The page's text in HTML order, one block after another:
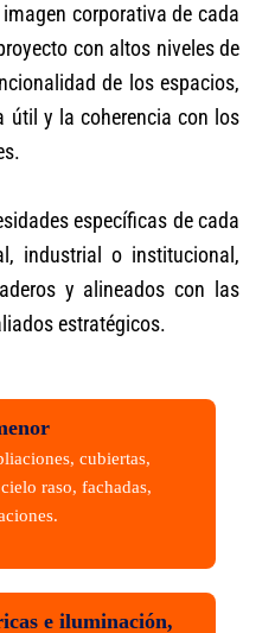
corporativa de cada
con altos niveles de
de los espacios,
útil y la coherencia con los
específicas de cada
industrial o institucional,
y alineados con las
estratégicos.
cubiertas,
raso, fachadas,
e iluminación,